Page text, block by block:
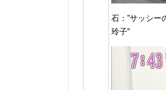
石：”サッシ
玲子”